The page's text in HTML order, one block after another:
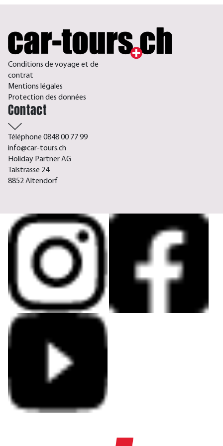
Conditions de voyage et de
contrat
Mentions légales
Protection des données
Contact
Téléphone 0848 00 77 99
info@car-tours.ch
Holiday Partner AG
Talstrasse 24
8852 Altendorf